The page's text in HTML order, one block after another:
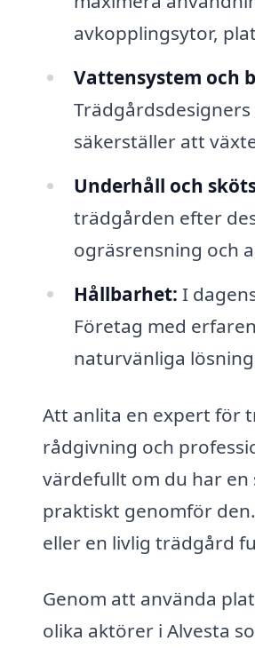
avkopplingsytor,
Vattensystem och
säkerställer att
Underhåll och
trädgården efter
ogräsrensning och
Hållbarhet: I
Företag med
naturvänliga
Att anlita en expert för
rådgivning och
värdefullt om du har en
praktiskt genomför
eller en livlig trädgård
Genom att använda
olika aktörer i Alvesta